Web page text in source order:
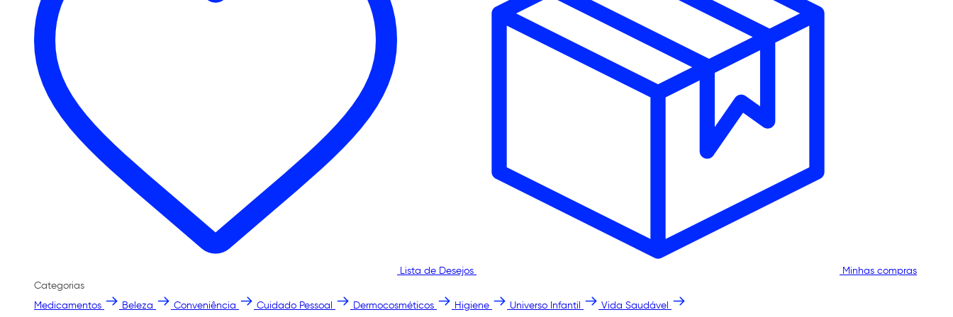
Lista de Desejos
Minhas compras
Categorias
Medicamentos
Beleza Conveniência Cuidado Pessoal Dermocosméticos Higiene Universo Infantil Vida Saudável